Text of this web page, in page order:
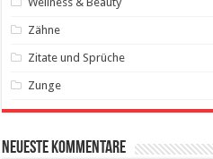
Zähne
Zitate und Sprüche
Zunge
Neueste Kommentare